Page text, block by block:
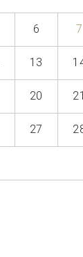
6 7
13
20 21
27